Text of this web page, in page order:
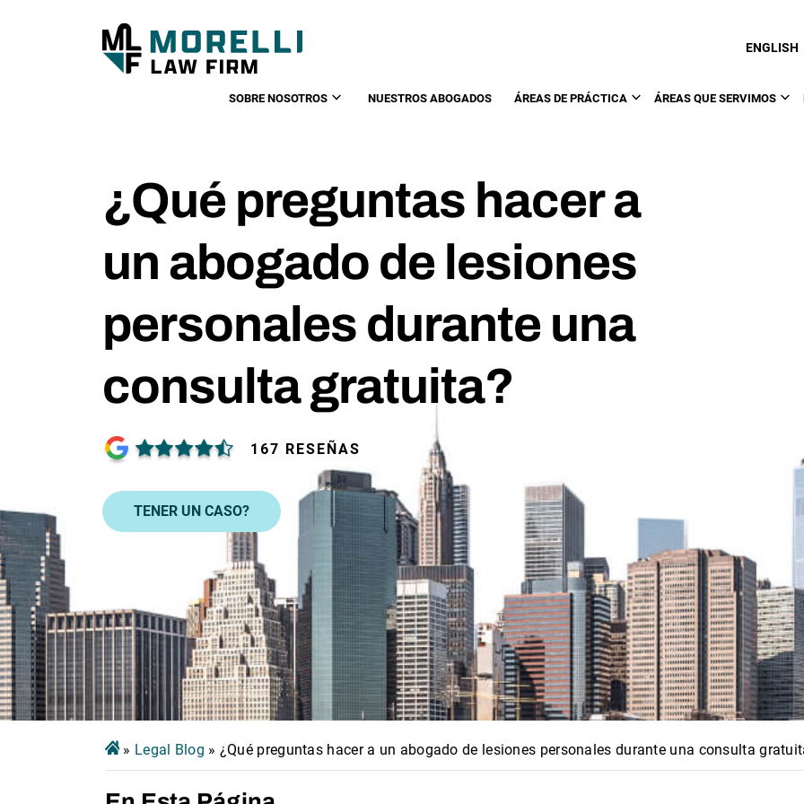
ENGLISH
SOBRE NOSOTROS NUESTROS ABOGADOS ÁREAS DE PRÁCTICA ÁREAS QUE SERVIMOS
¿Qué preguntas hacer a
un abogado de lesiones
personales durante una
consulta gratuita?
167 RESEÑAS
TENER UN CASO?
» Legal Blog » ¿Qué preguntas hacer a un abogado de lesiones personales durante una consulta